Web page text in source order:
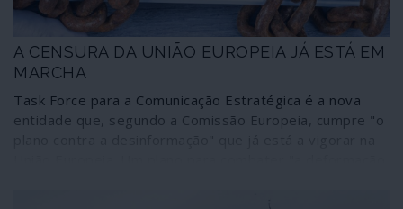
A CENSURA DA UNIÃO EUROPEIA JÁ ESTÁ EM
MARCHA
Task Force para a Comunicação Estratégica é a nova
entidade que, segundo a Comissão Europeia, cumpre "o